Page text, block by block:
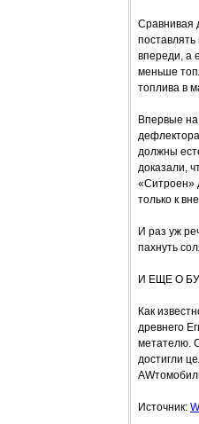
Сравнивая
впереди, а
меньше
топлива в
Впервые
должны
доказали,
«Ситроен»
только к
И раз уж
пахнуть
И ЕЩЕ О
Как
древнего
метателю.
достигли
Источник: